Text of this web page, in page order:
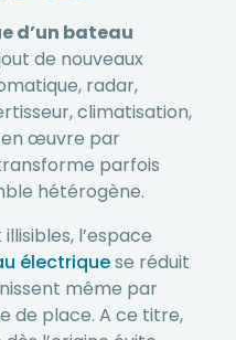
d’un bateau
de nouveaux
radar,
climatisation,
en œuvre par
parfois
hétérogène.
l’espace
électriquese réduit
même par
de place. A ce titre,